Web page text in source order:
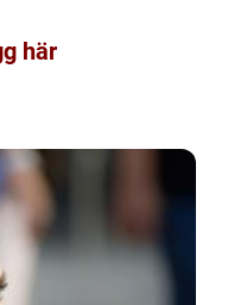
här